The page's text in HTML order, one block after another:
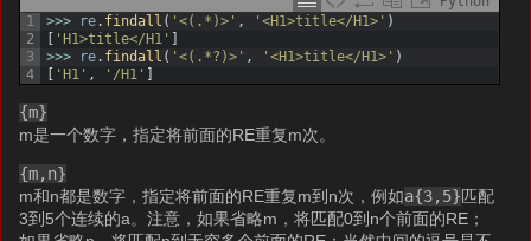
1
2
3
4
>>> re. findall ( '<(.*)>' , '<H1>title</H1>' )
[ 'H1>title</H1' ]
>>>
re. findall ( '<(.*?)>' , '<H1>title</H1>' )
[ 'H1' , '/H1' ]
{m}
m是一个数字，指定将前面的RE重复m次。
{m,n}
m和n都是数字，指定将前面的RE重复m到n次，例如a{3,5}匹配
3到5个连续的a。注意，如果省略m，将匹配0到n个前面的RE；